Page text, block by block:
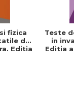
fizica
de
Editia
Teste
in
Editia